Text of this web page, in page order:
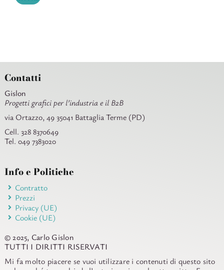
Contatti
Gislon
Progetti grafici per l’industria e il B2B
via Ortazzo, 49 35041 Battaglia Terme (PD)
Cell. 328 8370649
Tel. 049 7383020
Info e Politiche
Contratto
Prezzi
Privacy (UE)
Cookie (UE)
© 2025, Carlo Gislon
TUTTI I DIRITTI RISERVATI
Mi fa molto piacere se vuoi utilizzare i contenuti di questo sito